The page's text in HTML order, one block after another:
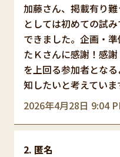
2026年4月28日 9:04
加藤さん、掲載有り
としては初めての試
できました。企画・
たＫさんに感謝！感
を上回る参加者とな
知したいと考えていま
匿名